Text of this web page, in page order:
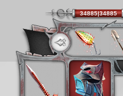
34885|34885